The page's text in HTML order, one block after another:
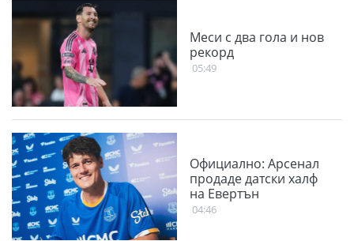
Меси с два гола и нов
рекорд
05:49
Официално: Арсенал
продаде датски халф
на Евертън
04:46